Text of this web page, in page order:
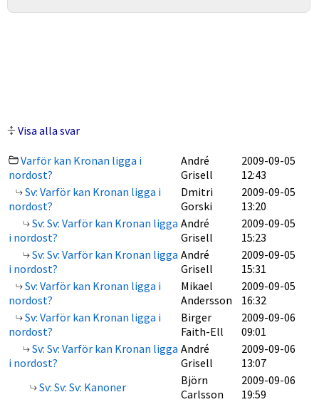
Visa alla svar
Varför kan Kronan ligga i
nordost?
André
Grisell
2009-09-05
12:43
Sv: Varför kan Kronan ligga i
nordost?
Dmitri
Gorski
2009-09-05
13:20
Sv: Sv: Varför kan Kronan ligga
i nordost?
André
Grisell
2009-09-05
15:23
Sv: Sv: Varför kan Kronan ligga
i nordost?
André
Grisell
2009-09-05
15:31
Sv: Varför kan Kronan ligga i
nordost?
Mikael
Andersson
2009-09-05
16:32
Sv: Varför kan Kronan ligga i
nordost?
Birger
Faith-Ell
2009-09-06
09:01
Sv: Sv: Varför kan Kronan ligga
i nordost?
André
Grisell
2009-09-06
13:07
Sv: Sv: Sv: Kanoner
Björn
Carlsson
2009-09-06
19:59